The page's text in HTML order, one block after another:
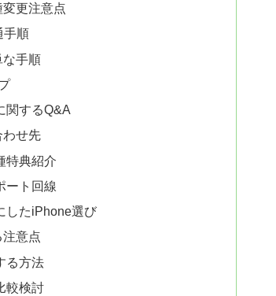
更注意点
手順
な手順
関するQ&A
わせ先
特典紹介
ート回線
したiPhone選び
意点
る方法
較検討